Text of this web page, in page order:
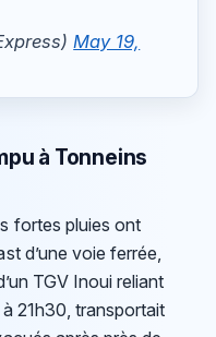
May 19,
à Tonneins
fortes pluies ont
d’une voie ferrée,
TGV Inoui reliant
21h30, transportait